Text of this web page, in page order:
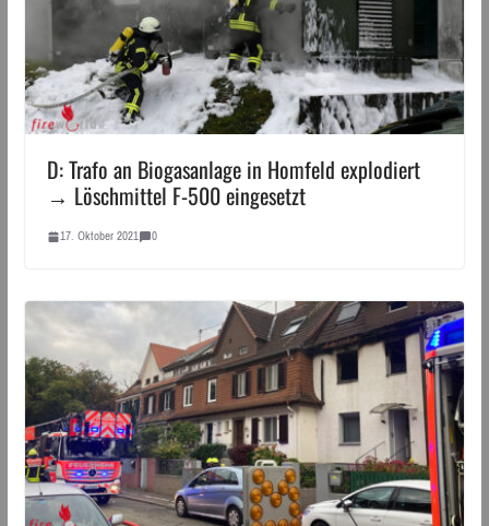
D: Trafo an Biogasanlage in Homfeld explodiert
→ Löschmittel F-500 eingesetzt
17. Oktober 2021 0